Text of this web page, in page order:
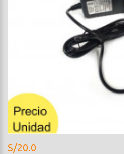
S/20.0